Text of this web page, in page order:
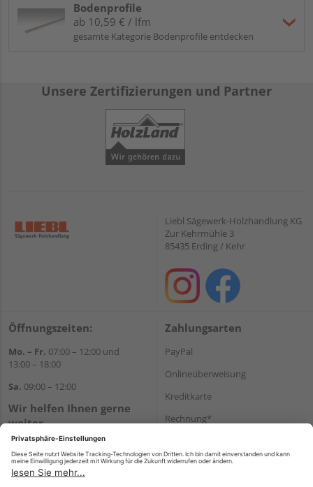
Bodenprofile
ab 10,59 € / lfm
gesamte Kategorie Bodenprofile entdecken
Unsere Zertifizierungen und Partner
Liebl Sägewerk-Holzhandlung KG
Zur Kehrmühle 3
85435 Erding / Kehr
Öffnungszeiten:
Mo. – Fr. 07:00 – 12:00 und
13:00 – 18:00
Sa. 09:00 – 12:00
Wir helfen Ihnen gerne
weiter
Tel.:+49 8122 14197
E-Mail:vertrieb@holz-liebl.de
Zahlungsarten
PayPal
Onlineüberweisung
Kreditkarte
Rechnung*
Versand